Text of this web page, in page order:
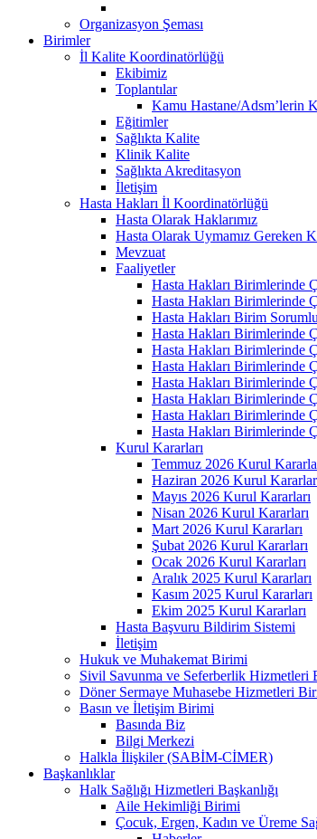
Organizasyon Şeması
Birimler
İl Kalite Koordinatörlüğü
Ekibimiz
Toplantılar
Kamu Hastane/Adsm’lerin
Eğitimler
Sağlıkta Kalite
Klinik Kalite
Sağlıkta Akreditasyon
İletişim
Hasta Hakları İl Koordinatörlüğü
Hasta Olarak Haklarımız
Hasta Olarak Uymamız Gereken
Mevzuat
Faaliyetler
Hasta Hakları Birimlerinde
Hasta Hakları Birimlerinde
Hasta Hakları Birim
Hasta Hakları Birimlerinde
Hasta Hakları Birimlerinde
Hasta Hakları Birimlerinde
Hasta Hakları Birimlerinde
Hasta Hakları Birimlerinde
Hasta Hakları Birimlerinde
Hasta Hakları Birimlerinde
Kurul Kararları
Temmuz 2026 Kurul
Haziran 2026 Kurul
Mayıs 2026 Kurul Kararları
Nisan 2026 Kurul Kararları
Mart 2026 Kurul Kararları
Şubat 2026 Kurul Kararları
Ocak 2026 Kurul Kararları
Aralık 2025 Kurul Kararları
Kasım 2025 Kurul Kararları
Ekim 2025 Kurul Kararları
Hasta Başvuru Bildirim Sistemi
İletişim
Hukuk ve Muhakemat Birimi
Sivil Savunma ve Seferberlik Hizmetleri
Döner Sermaye Muhasebe Hizmetleri
Basın ve İletişim Birimi
Basında Biz
Bilgi Merkezi
Halkla İlişkiler (SABİM-CİMER)
Başkanlıklar
Halk Sağlığı Hizmetleri Başkanlığı
Aile Hekimliği Birimi
Çocuk, Ergen, Kadın ve Üreme